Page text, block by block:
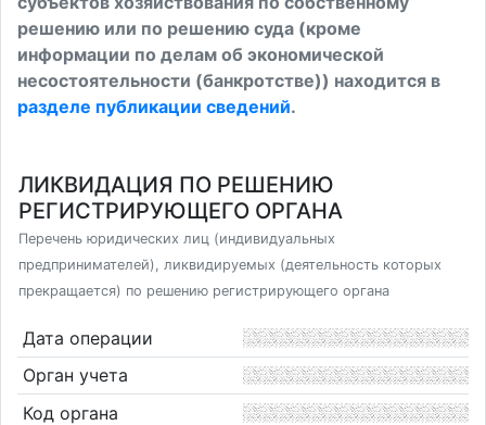
решению или по решению суда (кроме
информации по делам об экономической
несостоятельности (банкротстве)) находится в
разделе публикации сведений.
ЛИКВИДАЦИЯ ПО РЕШЕНИЮ
РЕГИСТРИРУЮЩЕГО ОРГАНА
Перечень юридических лиц (индивидуальных
предпринимателей), ликвидируемых (деятельность которых
прекращается) по решению регистрирующего органа
Дата операции
Орган учета
Код органа